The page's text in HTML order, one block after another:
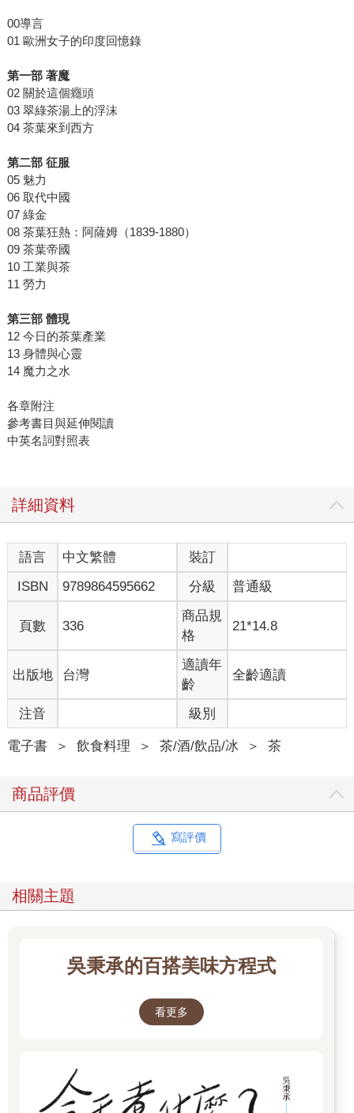
00導言
01 歐洲女子的印度回憶錄
第一部 著魔
02 關於這個癮頭
03 翠綠茶湯上的浮沫
04 茶葉來到西方
第二部 征服
05 魅力
06 取代中國
07 綠金
08 茶葉狂熱：阿薩姆（1839-1880）
09 茶葉帝國
10 工業與茶
11 勞力
第三部 體現
12 今日的茶葉產業
13 身體與心靈
14 魔力之水
各章附注
參考書目與延伸閱讀
中英名詞對照表
詳細資料
語言 中文繁體
裝訂
ISBN
9789864595662 分級 普通級
頁數 336
商品規
格
21*14.8
出版地 台灣
適讀年
齡
全齡適讀
注音 級別
電子書 ＞ 飲食料理 ＞ 茶/酒/飲品/冰 ＞ 茶
商品評價
寫評價
相關主題
吳秉承的百搭美味方程式
看更多